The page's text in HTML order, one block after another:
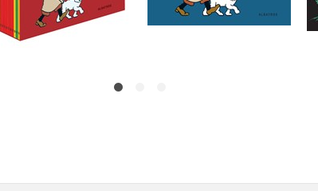
Do košíku
1 912 Kč
Do košíku